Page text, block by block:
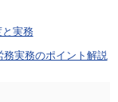
と実務
務実務のポイント解説